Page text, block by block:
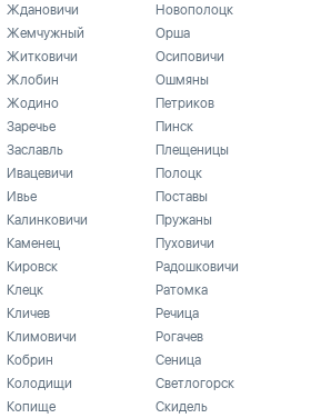
Ждановичи
Жемчужный
Житковичи
Жлобин
Жодино
Заречье
Заславль
Ивацевичи
Ивье
Калинковичи
Каменец
Кировск
Клецк
Кличев
Климовичи
Кобрин
Колодищи
Копище
Новополоцк
Орша
Осиповичи
Ошмяны
Петриков
Пинск
Плещеницы
Полоцк
Поставы
Пружаны
Пуховичи
Радошковичи
Ратомка
Речица
Рогачев
Сеница
Светлогорск
Скидель